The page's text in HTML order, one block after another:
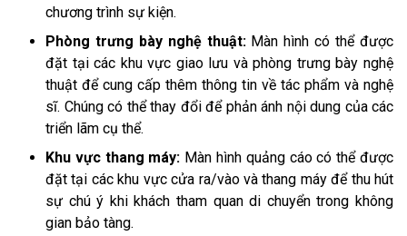
chương trình sự kiện.
Phòng trưng bày nghệ thuật:Màn hình có thể được
đặt tại các khu vực giao lưu và phòng trưng bày nghệ
thuật để cung cấp thêm thông tin về tác phẩm và nghệ
sĩ. Chúng có thể thay đổi để phản ánh nội dung của các
triển lãm cụ thể.
Khu vực thang máy: Màn hình quảng cáo có thể được
đặt tại các khu vực cửa ra/vào và thang máy để thu hút
sự chú ý khi khách tham quan di chuyển trong không
gian bảo tàng.